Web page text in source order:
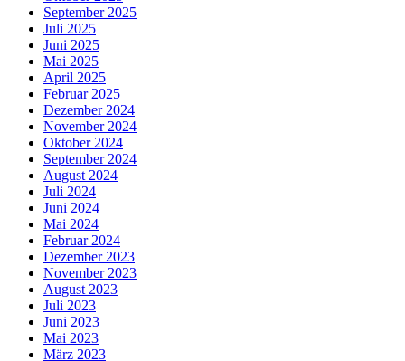
September 2025
Juli 2025
Juni 2025
Mai 2025
April 2025
Februar 2025
Dezember 2024
November 2024
Oktober 2024
September 2024
August 2024
Juli 2024
Juni 2024
Mai 2024
Februar 2024
Dezember 2023
November 2023
August 2023
Juli 2023
Juni 2023
Mai 2023
März 2023